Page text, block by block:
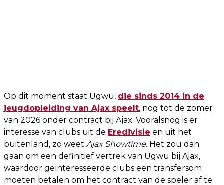
Op dit moment staat Ugwu, die sinds 2014 in de
jeugdopleiding van Ajax speelt, nog tot de zomer
van 2026 onder contract bij Ajax. Vooralsnog is er
interesse van clubs uit de Eredivisie en uit het
buitenland, zo weet Ajax Showtime. Het zou dan
gaan om een definitief vertrek van Ugwu bij Ajax,
waardoor geïnteresseerde clubs een transfersom
moeten betalen om het contract van de speler af te